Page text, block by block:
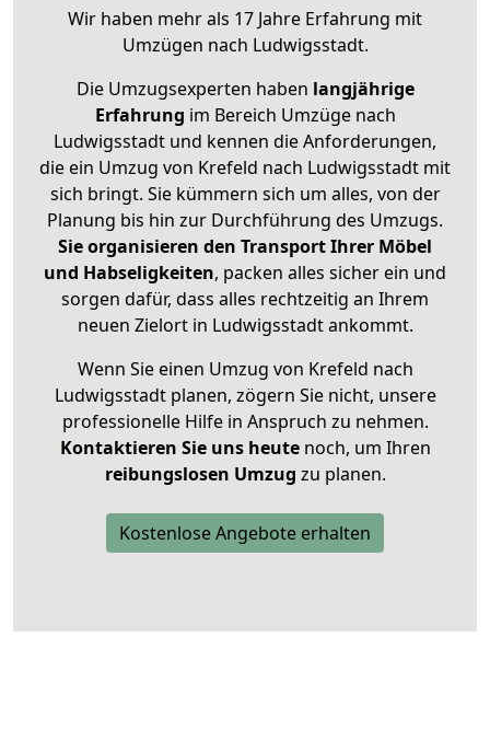
Wir haben mehr als 17 Jahre Erfahrung mit
Umzügen nach Ludwigsstadt.
Die Umzugsexperten haben langjährige
Erfahrung im Bereich Umzüge nach
Ludwigsstadt und kennen die Anforderungen,
die ein Umzug von Krefeld nach Ludwigsstadt mit
sich bringt. Sie kümmern sich um alles, von der
Planung bis hin zur Durchführung des Umzugs.
Sie organisieren den Transport Ihrer Möbel
und Habseligkeiten, packen alles sicher ein und
sorgen dafür, dass alles rechtzeitig an Ihrem
neuen Zielort in Ludwigsstadt ankommt.
Wenn Sie einen Umzug von Krefeld nach
Ludwigsstadt planen, zögern Sie nicht, unsere
professionelle Hilfe in Anspruch zu nehmen.
Kontaktieren Sie uns heutenoch, um Ihren
reibungslosen Umzug zu planen.
Kostenlose Angebote erhalten